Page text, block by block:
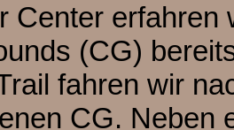
Center erfahren
(CG)
fahren wir
CG. Neben